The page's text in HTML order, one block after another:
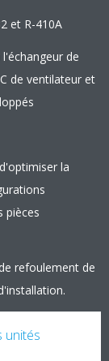
et R-410A
de
de ventilateur et
la
pièces
refoulement de
unités